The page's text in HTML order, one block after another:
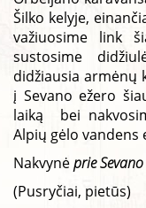
Šilko kelyje,
važiuosime link
sustosime
didžiausia armėnų
į Sevano ežero
laiką bei
Alpių gėlo vandens
Nakvynėprie
(Pusryčiai, pietūs)